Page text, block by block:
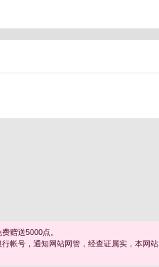
赠送5000点。
帐号，通知网站网管，经查证属实，本网站